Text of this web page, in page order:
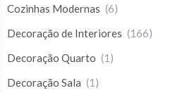
Cozinhas Modernas (6)
Decoração de Interiores (166)
Decoração Quarto (1)
Decoração Sala (1)